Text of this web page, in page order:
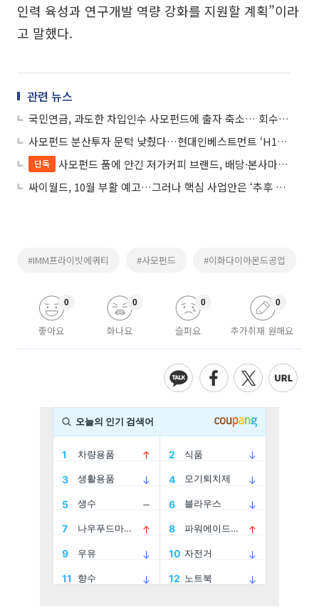
인력 육성과 연구개발 역량 강화를 지원할 계획”이라
고 말했다.
관련 뉴스
국민연금, 과도한 차입인수 사모펀드에 출자 축소… 회수전략도 고려
사모펀드 분산투자 문턱 낮췄다…현대인베스트먼트 ‘H1펀드’ 500억원 돌파
단독
사모펀드 품에 안긴 저가커피 브랜드, 배당·본사마진 지속 확대…가맹점주 수익은 뒷전
싸이월드, 10월 부활 예고…그러나 핵심 사업안은 ‘추후 공개’
#IMM프라이빗에쿼티 #사모펀드 #이화다이아몬드공업
좋아요
0
화나요
0
슬퍼요
0
추가취재 원해요
0